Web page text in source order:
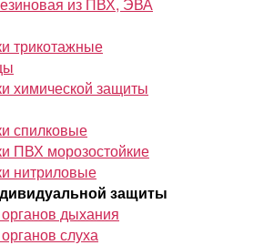
трикотажные
химической защиты
спилковые
ПВХ морозостойкие
нитриловые
защиты
дыхания
слуха